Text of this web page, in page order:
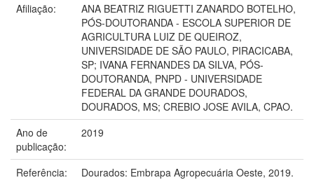
Afiliação:
ANA BEATRIZ RIGUETTI ZANARDO BOTELHO,
PÓS-DOUTORANDA - ESCOLA SUPERIOR DE
AGRICULTURA LUIZ DE QUEIROZ,
UNIVERSIDADE DE SÃO PAULO, PIRACICABA,
SP; IVANA FERNANDES DA SILVA, PÓS-
DOUTORANDA, PNPD - UNIVERSIDADE
FEDERAL DA GRANDE DOURADOS,
DOURADOS, MS; CREBIO JOSE AVILA, CPAO.
Ano de
publicação:
2019
Referência:
Dourados: Embrapa Agropecuária Oeste, 2019.